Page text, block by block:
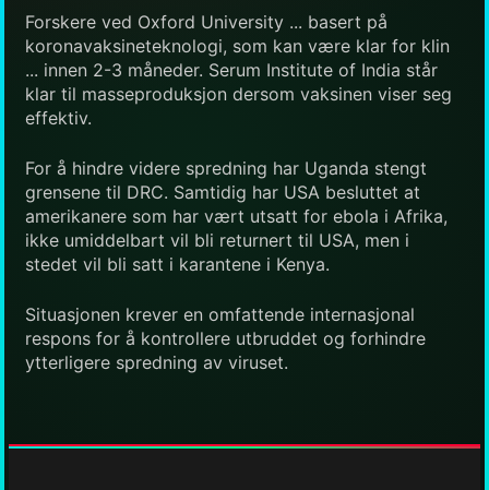
Forskere ved Oxford University ... basert på
koronavaksineteknologi, som kan være klar for klin
... innen 2-3 måneder. Serum Institute of India står
klar til masseproduksjon dersom vaksinen viser seg
effektiv.
For å hindre videre spredning har Uganda stengt
grensene til DRC. Samtidig har USA besluttet at
amerikanere som har vært utsatt for ebola i Afrika,
ikke umiddelbart vil bli returnert til USA, men i
stedet vil bli satt i karantene i Kenya.
Situasjonen krever en omfattende internasjonal
respons for å kontrollere utbruddet og forhindre
ytterligere spredning av viruset.